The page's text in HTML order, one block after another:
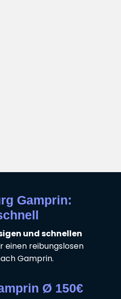
Gamprin:
und schnellen
einen reibungslosen
Gamprin.
Ø 150€